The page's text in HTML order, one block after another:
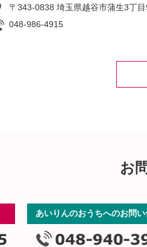
〒343-0838 埼玉県越谷市蒲生3丁
048-986-4915
お
あいりんのおうちへのお問